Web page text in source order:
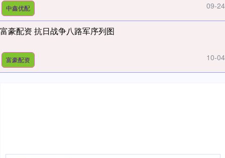
中鑫优配 09-24
富豪配资 抗日战争八路军序列图
富豪配资 10-04